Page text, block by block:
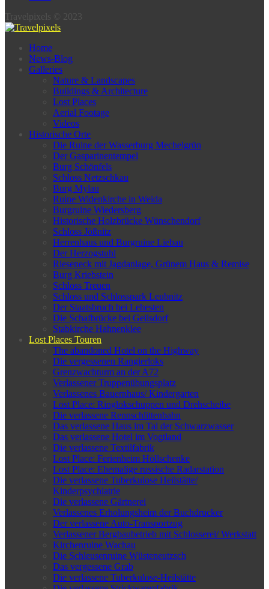
Travelpixels © 2023
Home
News-Blog
Galleries
Nature & Landscapes
Buildings & Architecture
Lost Places
Aerial Footage
Videos
Historische Orte
Die Ruine der Wasserburg Mechelgrün
Der Gasparinentempel
Burg Schönfels
Schloss Netzschkau
Burg Mylau
Ruine Widenkirche in Weida
Burgruine Wiedersberg
Historische Holzbrücke Wünschendorf
Schloss Jößnitz
Herrenhaus und Burgruine Liebau
Der Herzogstuhl
Rieseneck mit Jagdanlage, Grünem Haus & Remise
Burg Kriebstein
Schloss Treuen
Schloss und Schlosspark Leubnitz
Der Staatsbruch bei Lehesten
Die Schafbrücke bei Geilsdorf
Stabkirche Hahnenklee
Lost Places Touren
The abandoned Hotel on the Highway
Die vergessenen Rangierloks
Grenzwachturm an der A72
Verlassener Truppenübungsplatz
Verlassenes Bauernhaus/ Kindergarten
Lost Place: Ringlokschuppen und Drehscheibe
Die verlassene Rennschlittenbahn
Das verlassene Haus im Tal der Schwarzwasser
Das verlassene Hotel im Vogtland
Die verlassene Textilfabrik
Lost Place: Ferienheim Höllschenke
Lost Place: Ehemalige russische Radarstation
Die verlassene Tuberkulose Heilstätte/
Kinderpsychiatrie
Die verlassene Gärtnerei
Verlassenes Erholungsheim der Buchdrucker
Der verlassene Auto-Transportzug
Verlassener Bergbaubetrieb mit Schlosserei/ Werkstatt
Kirchenruine Wachau
Die Schleusenruine Wüsteneutzsch
Das vergessene Grab
Die verlassene Tuberkulose-Heilstätte